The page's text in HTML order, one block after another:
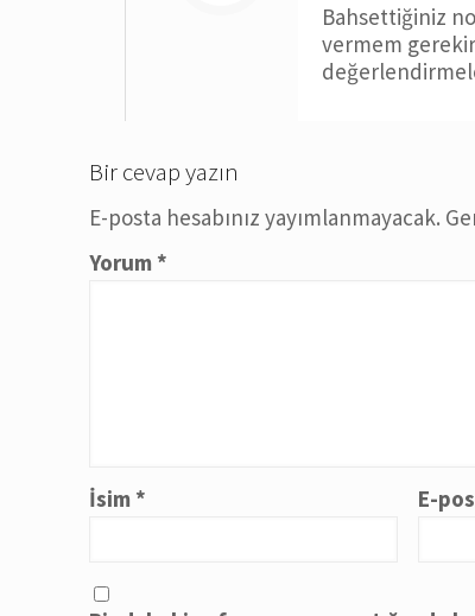
Bahsettiğiniz
vermem
Bir cevap yazın
E-posta hesabınız yayımlanmayacak.
Yorum *
İsim * E-